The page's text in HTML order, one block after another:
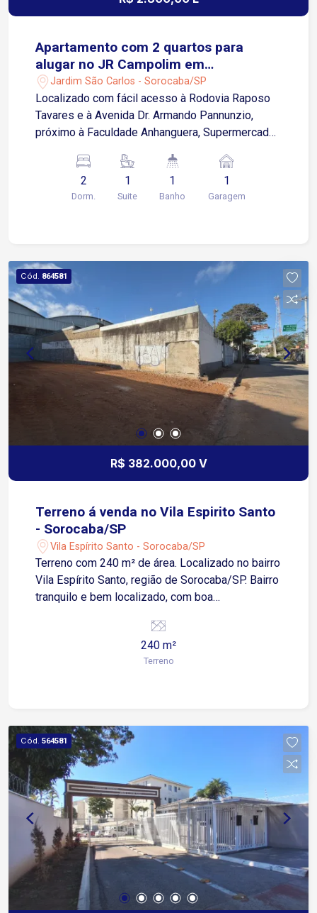
Apartamento com 2 quartos para
alugar no JR Campolim em
Sorocaba/SP
Jardim São Carlos - Sorocaba/SP
Localizado com fácil acesso à Rodovia Raposo
Tavares e à Avenida Dr. Armando Pannunzio,
próximo à Faculdade Anhanguera, Supermercado
comércios e serviços da região. Sobre o imóvel:
Totalmente mobiliado 2 Quartos, sendo 1 suíte
com guarda-roupa de 3 portas de correr Sala de
armários planejados Cozinha equipada com
suggar e filtro de água Banheiro social e banheiro
da suíte com armários, espelhos e box
Aquecimento a gás Garagem: 1 vaga descoberta
Condomínio oferece: Portaria 24 horas Mini
mercado 24 horas Piscina Salão de festas Salão
de jogos Ideal para quem deseja morar em um
apartamento completo, mobiliado e com
excelente infraestrutura de lazer e segurança.
2
Dorm.
1
Suite
1
Banho
1
Garagem
Cód. 864581
R$ 382.000,00 V
Terreno á venda no Vila Espirito Santo
- Sorocaba/SP
Vila Espírito Santo - Sorocaba/SP
Terreno com 240 m² de área. Localizado no bairro
Vila Espírito Santo, região de Sorocaba/SP. Bairro
tranquilo e bem localizado, com boa
principais vias da cidade. Excelente oportunidade
para quem busca um lote com medidas amplas
de frente, ideal para construção residencial.
240 m²
Terreno
Cód. 564581